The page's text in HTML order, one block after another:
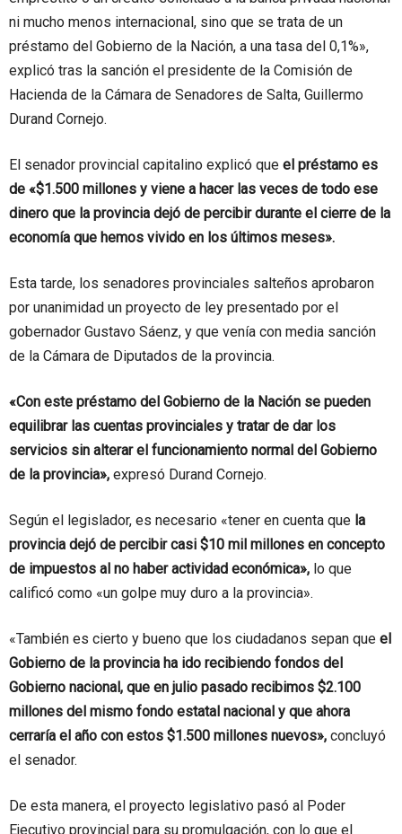
ni mucho menos internacional, sino que se trata de un
préstamo del Gobierno de la Nación, a una tasa del 0,1%»,
explicó tras la sanción el presidente de la Comisión de
Hacienda de la Cámara de Senadores de Salta, Guillermo
Durand Cornejo.
El senador provincial capitalino explicó que el préstamo es
de «$1.500 millones y viene a hacer las veces de todo ese
dinero que la provincia dejó de percibir durante el cierre de la
economía que hemos vivido en los últimos meses».
Esta tarde, los senadores provinciales salteños aprobaron
por unanimidad un proyecto de ley presentado por el
gobernador Gustavo Sáenz, y que venía con media sanción
de la Cámara de Diputados de la provincia.
«Con este préstamo del Gobierno de la Nación se pueden
equilibrar las cuentas provinciales y tratar de dar los
servicios sin alterar el funcionamiento normal del Gobierno
de la provincia», expresó Durand Cornejo.
Según el legislador, es necesario «tener en cuenta que la
provincia dejó de percibir casi $10 mil millones en concepto
de impuestos al no haber actividad económica», lo que
calificó como «un golpe muy duro a la provincia».
«También es cierto y bueno que los ciudadanos sepan que el
Gobierno de la provincia ha ido recibiendo fondos del
Gobierno nacional, que en julio pasado recibimos $2.100
millones del mismo fondo estatal nacional y que ahora
cerraría el año con estos $1.500 millones nuevos», concluyó
el senador.
De esta manera, el proyecto legislativo pasó al Poder
Ejecutivo provincial para su promulgación, con lo que el